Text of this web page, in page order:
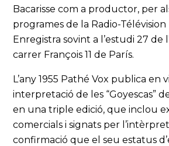
Bacarisse com a productor, per
programes de la Radio-Télévision
Enregistra sovint a l’estudi 27 de
carrer François 11 de París.
L’any 1955 Pathé Vox publica en
interpretació de les “Goyescas”
en una triple edició, que inclou
comercials i signats per
confirmació que el seu estatus